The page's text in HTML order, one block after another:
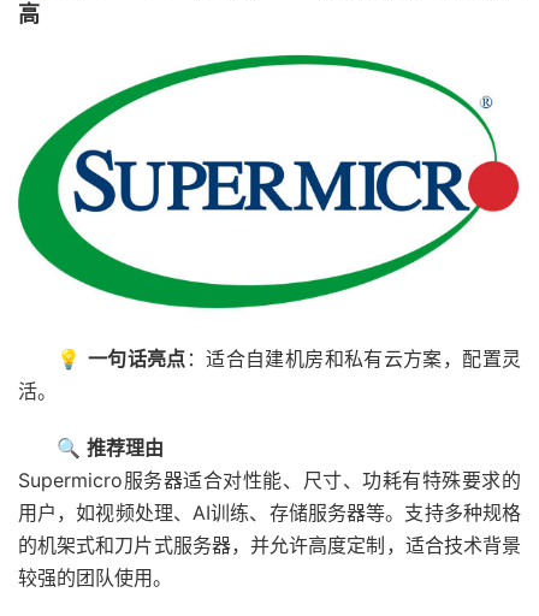
高
💡 一句话亮点 ：适合自建机房和私有云方案，配置灵
活。
🔍 推荐理由
Supermicro服务器适合对性能、尺寸、功耗有特殊要求的
用户，如视频处理、AI训练、存储服务器等。支持多种规格
的机架式和刀片式服务器，并允许高度定制，适合技术背景
较强的团队使用。